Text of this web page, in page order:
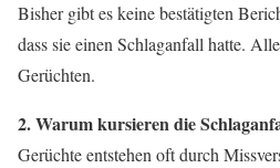
Bisher gibt es keine bestätigten
dass sie einen Schlaganfall hatte.
Gerüchten.
2. Warum kursieren die
Gerüchte entstehen oft durch